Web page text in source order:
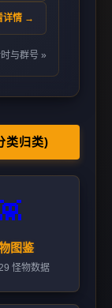
详情 →
与群号 »
类归类)
👾
图鉴
怪物数据